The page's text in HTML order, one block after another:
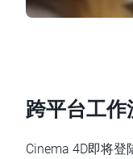
跨平台工作
Cinema 4D即将